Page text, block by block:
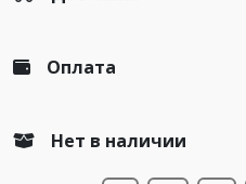
Оплата
Нет в наличии